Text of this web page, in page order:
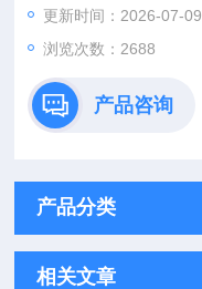
更新时间：2026-07-09
浏览次数：2688
产品咨询
产品分类
相关文章